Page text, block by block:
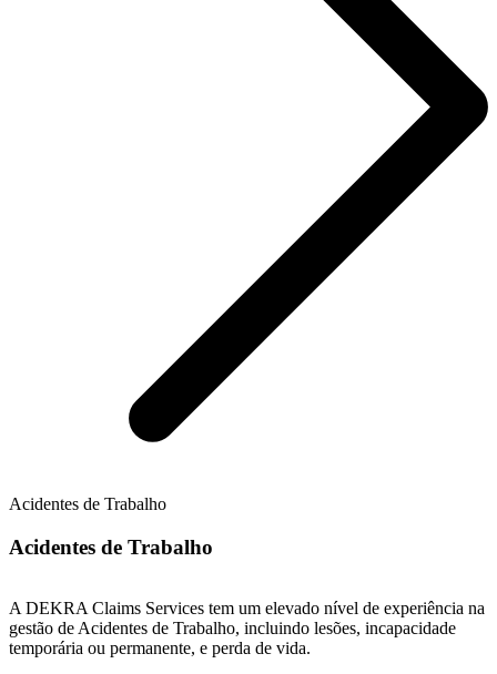
Acidentes de Trabalho
Acidentes de Trabalho
A DEKRA Claims Services tem um elevado nível de experiência na
gestão de Acidentes de Trabalho, incluindo lesões, incapacidade
temporária ou permanente, e perda de vida.